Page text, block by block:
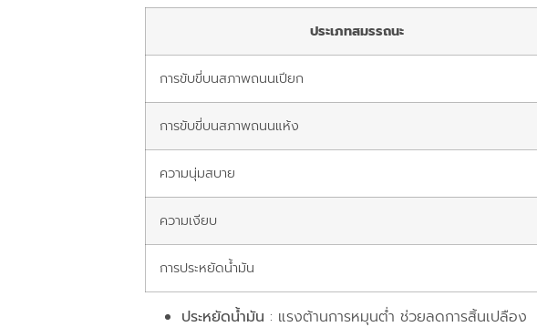
ประเภทสมรรถนะ
การขับขี่บนสภาพถนนเปียก
การขับขี่บนสภาพถนนแห้ง
ความนุ่มสบาย
ความเงียบ
การประหยัดน้ำมัน
ประหยัดน้ำมัน : แรงต้านการหมุนต่ำ ช่วยลดการสิ้นเปลือง